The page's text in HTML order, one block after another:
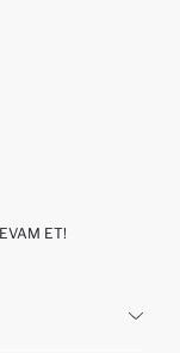
ET!